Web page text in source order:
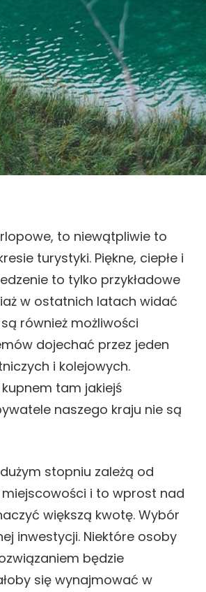
to niewątpliwie to
turystyki. Piękne, ciepłe i
to tylko przykładowe
w ostatnich latach widać
również możliwości
dojechać przez jeden
i kolejowych.
tam jakiejś
naszego kraju nie są
stopniu zależą od
miejscowości i to wprost nad
większą kwotę. Wybór
inwestycji. Niektóre osoby
będzie
się wynajmować w